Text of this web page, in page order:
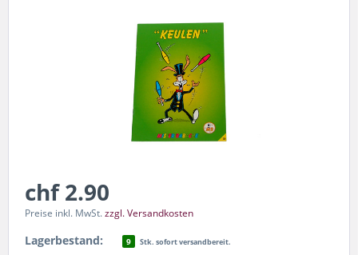
chf 2.90
Preise inkl. MwSt.zzgl. Versandkosten
Lagerbestand: 9 Stk. sofort versandbereit.